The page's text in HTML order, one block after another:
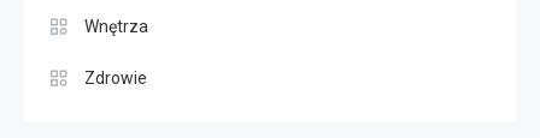
Wnętrza
Zdrowie